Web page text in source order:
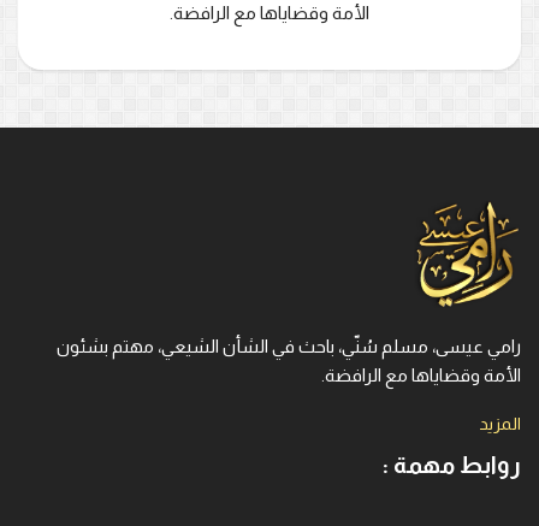
الأمة وقضاياها مع الرافضة.
رامي عيسى، مسلم سُنّي، باحث في الشأن الشيعي، مهتم بشئون
الأمة وقضاياها مع الرافضة.
المزيد
روابط مهمة :